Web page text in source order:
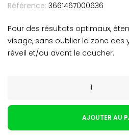
Référence: 3661467000636
Pour des résultats optimaux,
visage, sans oublier la zone des
réveil et/ou avant le coucher.
AJOUTER AU